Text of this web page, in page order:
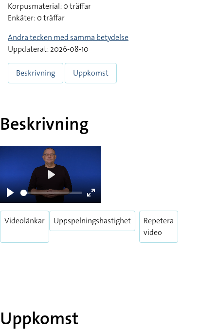
Korpusmaterial: 0 träffar
Enkäter: 0 träffar
Andra tecken med samma betydelse
Uppdaterat: 2026-08-10
Beskrivning Uppkomst
Beskrivning
Play
Enter
fullscreen
Play
Videolänkar Uppspelningshastighet
Repetera
video
Uppkomst